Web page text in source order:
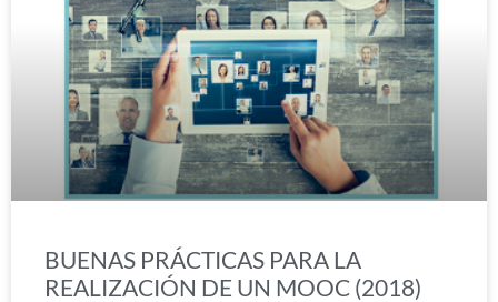
BUENAS PRÁCTICAS PARA LA
REALIZACIÓN DE UN MOOC (2018)